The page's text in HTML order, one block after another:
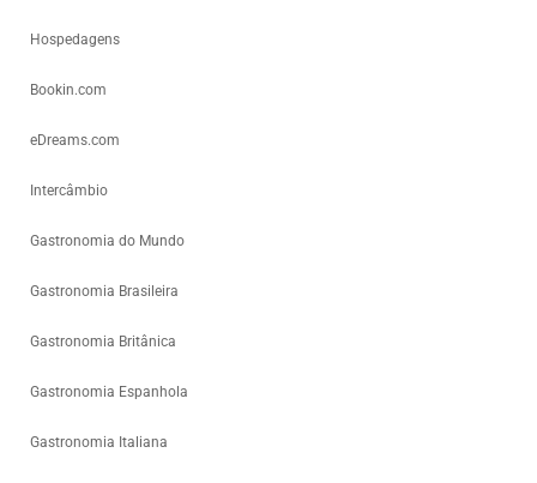
Hospedagens
Bookin.com
eDreams.com
Intercâmbio
Gastronomia do Mundo
Gastronomia Brasileira
Gastronomia Britânica
Gastronomia Espanhola
Gastronomia Italiana